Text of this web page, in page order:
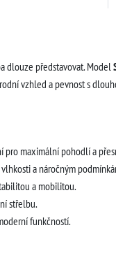
dlouze představovat. Model
vzhled a pevnost s
pro maximální pohodlí a
a náročným
a mobilitou.
střelbu.
funkčností.